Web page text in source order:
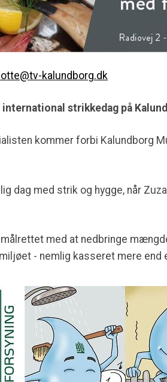
kalundborg.dk
strikkedag på
kommer forbi Kalundborg
dag med strik og hygge, når
med at nedbringe
- nemlig kasseret mere end